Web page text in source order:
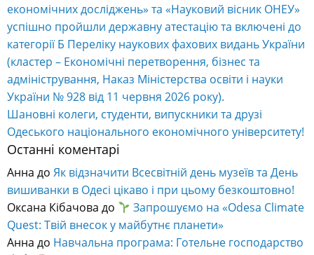
економічних досліджень» та «Науковий вісник ОНЕУ»
успішно пройшли державну атестацію та включені до
категорії Б Переліку наукових фахових видань України
(кластер – Економічні перетворення, бізнес та
адміністрування, Наказ Міністерства освіти і науки
України № 928 від 11 червня 2026 року).
Шановні колеги, студенти, випускники та друзі
Одеського національного економічного університету!
Останні коментарі
Анна до Як відзначити Всесвітній день музеїв та День
вишиванки в Одесі цікаво і при цьому безкоштовно!
Оксана Кібачова до
Запрошуємо на «Odesa Climate
Quest: Твій внесок у майбутнє планети»
Анна до Навчальна програма: Готельне господарство